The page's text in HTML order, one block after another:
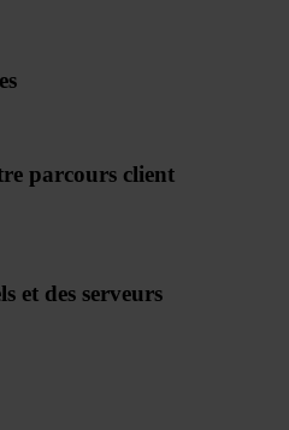
parcours client
et des serveurs